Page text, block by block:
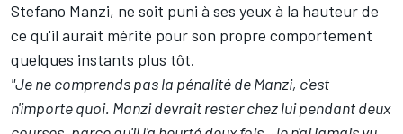
Stefano Manzi, ne soit puni à ses yeux à la hauteur de
ce qu'il aurait mérité pour son propre comportement
quelques instants plus tôt.
"Je ne comprends pas la pénalité de Manzi, c'est
n'importe quoi. Manzi devrait rester chez lui pendant deux